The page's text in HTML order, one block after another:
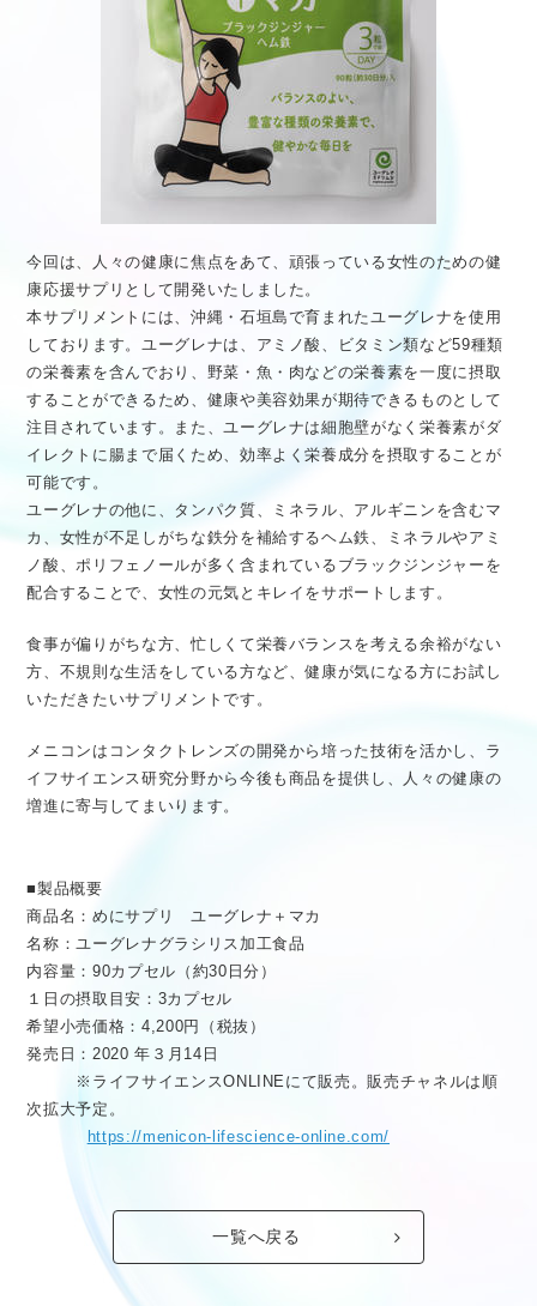
今回は、人々の健康に焦点をあて、頑張っている女性のための健
康応援サプリとして開発いたしました。
本サプリメントには、沖縄・石垣島で育まれたユーグレナを使用
しております。ユーグレナは、アミノ酸、ビタミン類など59種類
の栄養素を含んでおり、野菜・魚・肉などの栄養素を一度に摂取
することができるため、健康や美容効果が期待できるものとして
注目されています。また、ユーグレナは細胞壁がなく栄養素がダ
イレクトに腸まで届くため、効率よく栄養成分を摂取することが
可能です。
ユーグレナの他に、タンパク質、ミネラル、アルギニンを含むマ
カ、女性が不足しがちな鉄分を補給するヘム鉄、ミネラルやアミ
ノ酸、ポリフェノールが多く含まれているブラックジンジャーを
配合することで、女性の元気とキレイをサポートします。
食事が偏りがちな方、忙しくて栄養バランスを考える余裕がない
方、不規則な生活をしている方など、健康が気になる方にお試し
いただきたいサプリメントです。
メニコンはコンタクトレンズの開発から培った技術を活かし、ラ
イフサイエンス研究分野から今後も商品を提供し、人々の健康の
増進に寄与してまいります。
■製品概要
商品名：めにサプリ ユーグレナ＋マカ
名称：ユーグレナグラシリス加工食品
内容量：90カプセル（約30日分）
１日の摂取目安：3カプセル
希望小売価格：4,200円（税抜）
発売日：2020 年３月14日
※ライフサイエンスONLINEにて販売。販売チャネルは順
次拡大予定。
https://menicon-lifescience-online.com/
一覧へ戻る